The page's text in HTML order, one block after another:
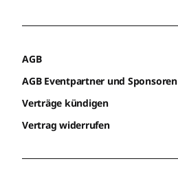
AGB
AGB Eventpartner und Sponsoren
Verträge kündigen
Vertrag widerrufen